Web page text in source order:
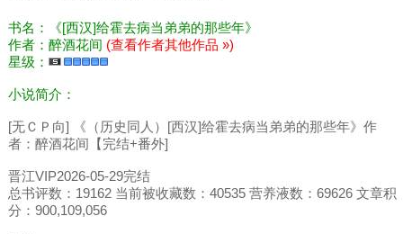
书名：《[西汉]给霍去病当弟弟的那些年》
作者：醉酒花间 (查看作者其他作品 »)
星级：
小说简介：
[无ＣＰ向] 《（历史同人）[西汉]给霍去病当弟弟的那些年》作
者：醉酒花间【完结+番外]
晋江VIP2026-05-29完结
总书评数：19162 当前被收藏数：40535 营养液数：69626 文章积
分：900,109,056